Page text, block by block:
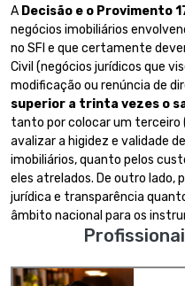
A Decisão e o Provimento
negócios imobiliários
no SFI e que certamente
Civil (negócios jurídicos que
modificação ou renúncia de
superior a trinta vezes o
tanto por colocar um terceiro
avalizar a higidez e validade
imobiliários, quanto pelos
eles atrelados. De outro lado,
jurídica e transparência
âmbito nacional para os